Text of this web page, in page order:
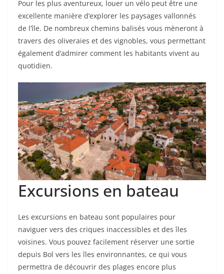
Pour les plus aventureux, louer un vélo peut être une
excellente manière d’explorer les paysages vallonnés
de l’île. De nombreux chemins balisés vous mèneront à
travers des oliveraies et des vignobles, vous permettant
également d’admirer comment les habitants vivent au
quotidien.
Excursions en bateau
Les excursions en bateau sont populaires pour
naviguer vers des criques inaccessibles et des îles
voisines. Vous pouvez facilement réserver une sortie
depuis Bol vers les îles environnantes, ce qui vous
permettra de découvrir des plages encore plus